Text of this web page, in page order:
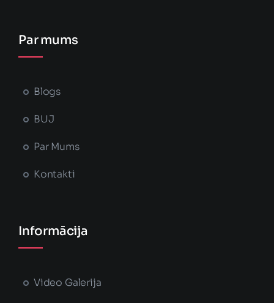
Par mums
Blogs
BUJ
Par Mums
Kontakti
Informācija
Video Galerija